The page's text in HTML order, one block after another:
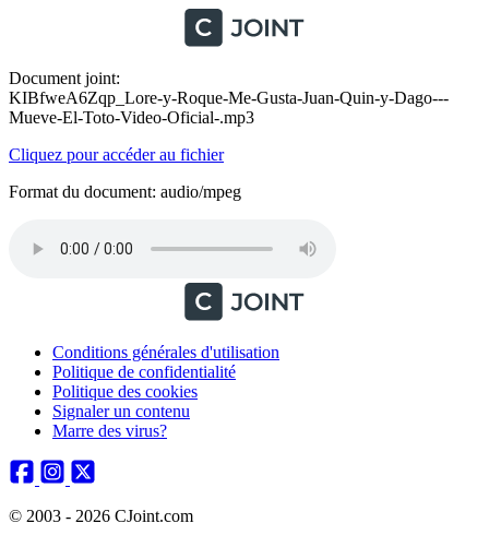
Document joint:
KIBfweA6Zqp_Lore-y-Roque-Me-Gusta-Juan-Quin-y-Dago---
Mueve-El-Toto-Video-Oficial-.mp3
Cliquez pour accéder au fichier
Format du document: audio/mpeg
Conditions générales d'utilisation
Politique de confidentialité
Politique des cookies
Signaler un contenu
Marre des virus?
© 2003 - 2026 CJoint.com